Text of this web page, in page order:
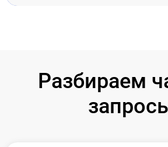
Разбираем